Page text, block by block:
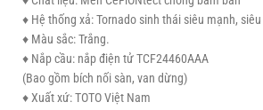
SHOP LAYOUTS
Filters area
♦ Hệ thống xả: Tornado sinh thái siêu mạnh,
♦ Màu sắc: Trắng.
♦ Nắp cầu: nắp điện tử TCF24460AAA
(Bao gồm bích nối sàn, van dừng)
♦ Xuất xứ: TOTO Việt Nam